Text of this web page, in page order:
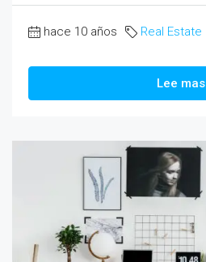
hace 10 años Real Estate
Lee mas